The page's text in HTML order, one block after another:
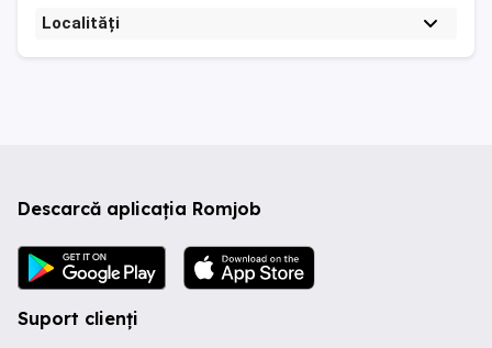
Localități
Descarcă aplicația Romjob
Suport clienți